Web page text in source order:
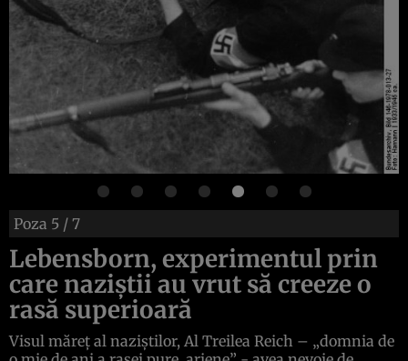
Poza 5 / 7
Lebensborn, experimentul prin
care naziştii au vrut să creeze o
rasă superioară
Visul măreţ al naziştilor, Al Treilea Reich – „domnia de